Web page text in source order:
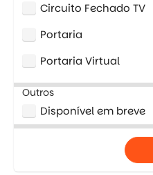
Circuito Fechado TV
Portaria
Portaria Virtual
Outros
Disponível em breve